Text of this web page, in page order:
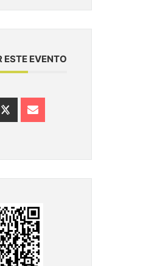
ESTE EVENTO